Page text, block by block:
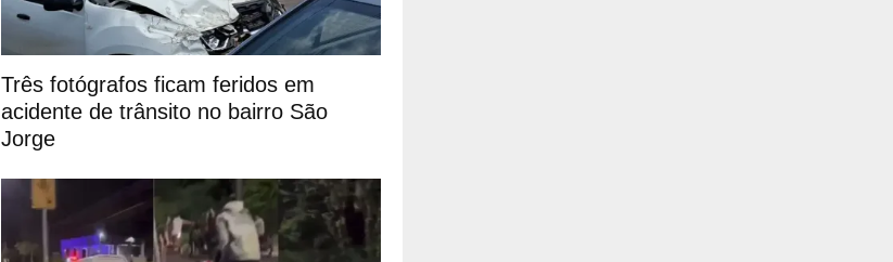
Três fotógrafos ficam feridos em
acidente de trânsito no bairro São
Jorge